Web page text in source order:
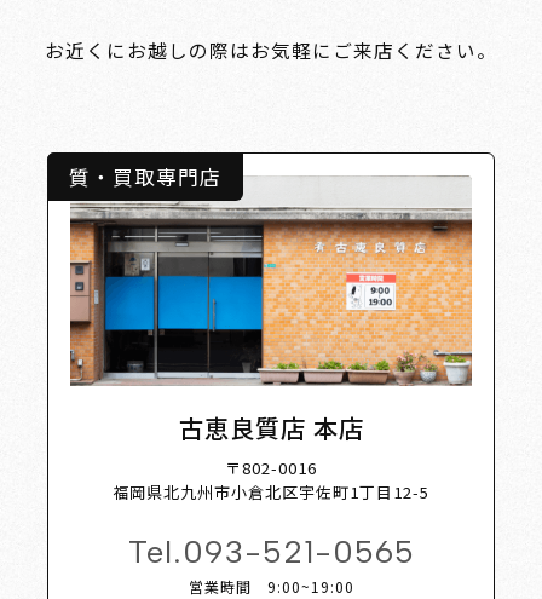
お近くにお越しの際はお気軽にご来店ください。
質・買取専門店
古恵良質店 本店
〒802-0016
福岡県北九州市小倉北区宇佐町1丁目12-5
Tel.093-521-0565
営業時間 9:00~19:00